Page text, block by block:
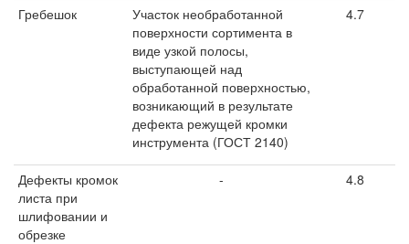
Гребешок
Участок необработанной
поверхности сортимента в
виде узкой полосы,
выступающей над
обработанной поверхностью,
возникающий в результате
дефекта режущей кромки
инструмента (ГОСТ 2140)
4.7
Дефекты кромок
листа при
шлифовании и
обрезке
- 4.8